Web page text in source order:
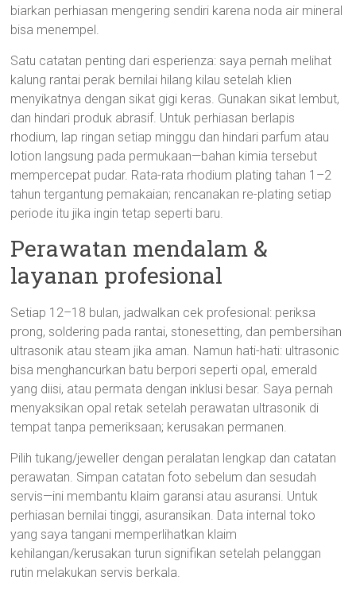
biarkan perhiasan mengering sendiri karena noda air mineral
bisa menempel.
Satu catatan penting dari esperienza: saya pernah melihat
kalung rantai perak bernilai hilang kilau setelah klien
menyikatnya dengan sikat gigi keras. Gunakan sikat lembut,
dan hindari produk abrasif. Untuk perhiasan berlapis
rhodium, lap ringan setiap minggu dan hindari parfum atau
lotion langsung pada permukaan—bahan kimia tersebut
mempercepat pudar. Rata-rata rhodium plating tahan 1–2
tahun tergantung pemakaian; rencanakan re-plating setiap
periode itu jika ingin tetap seperti baru.
Perawatan mendalam &
layanan profesional
Setiap 12–18 bulan, jadwalkan cek profesional: periksa
prong, soldering pada rantai, stonesetting, dan pembersihan
ultrasonik atau steam jika aman. Namun hati-hati: ultrasonic
bisa menghancurkan batu berpori seperti opal, emerald
yang diisi, atau permata dengan inklusi besar. Saya pernah
menyaksikan opal retak setelah perawatan ultrasonik di
tempat tanpa pemeriksaan; kerusakan permanen.
Pilih tukang/jeweller dengan peralatan lengkap dan catatan
perawatan. Simpan catatan foto sebelum dan sesudah
servis—ini membantu klaim garansi atau asuransi. Untuk
perhiasan bernilai tinggi, asuransikan. Data internal toko
yang saya tangani memperlihatkan klaim
kehilangan/kerusakan turun signifikan setelah pelanggan
rutin melakukan servis berkala.